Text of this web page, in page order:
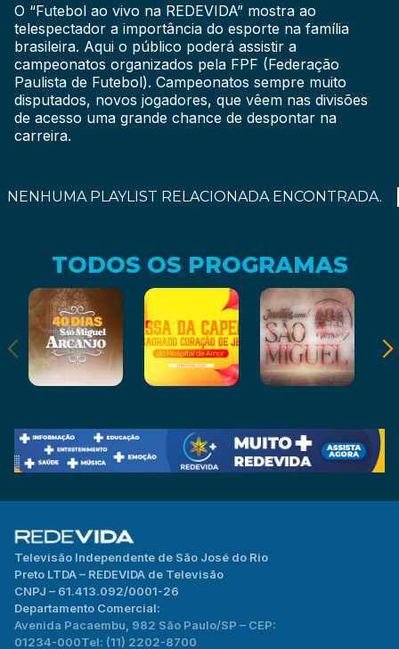
O “Futebol ao vivo na REDEVIDA” mostra ao
telespectador a importância do esporte na família
brasileira. Aqui o público poderá assistir a
campeonatos organizados pela FPF (Federação
Paulista de Futebol). Campeonatos sempre muito
disputados, novos jogadores, que vêem nas divisões
de acesso uma grande chance de despontar na
carreira.
NENHUMA PLAYLIST RELACIONADA ENCONTRADA.
TODOS OS PROGRAMAS
Televisão Independente de São José do Rio
Preto LTDA – REDEVIDA de Televisão
CNPJ – 61.413.092/0001-26
Departamento Comercial:
Avenida Pacaembu, 982 São Paulo/SP – CEP:
01234-000Tel: (11) 2202-8700